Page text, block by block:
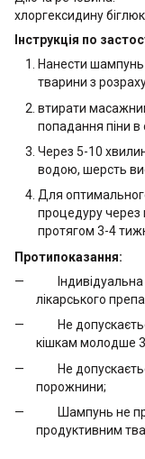
хлоргексидину
Інструкція по
Нанести
тварини з
втирати
попадання піни в
Через 5-10
водою, шерсть
Для
процедуру через
протягом 3-4
Протипоказання:
Індивідуальна
лікарського
Не
кішкам молодше
Не
порожнини;
Шампунь не
продуктивним